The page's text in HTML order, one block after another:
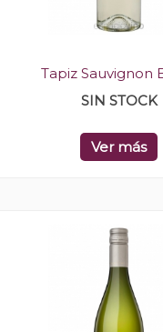
Tapiz Sauvignon
SIN STOCK
Ver más